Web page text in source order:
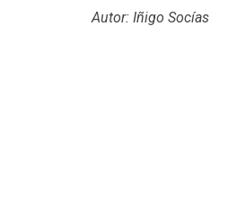
Autor: Iñigo Socías